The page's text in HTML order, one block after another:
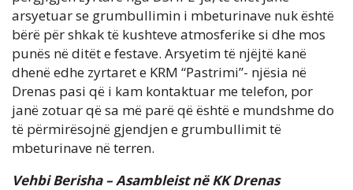
arsyetuar se grumbullimin i mbeturinave nuk është
bërë për shkak të kushteve atmosferike si dhe mos
punës në ditët e festave. Arsyetim të njëjtë kanë
dhenë edhe zyrtaret e KRM “Pastrimi”- njësia në
Drenas pasi që i kam kontaktuar me telefon, por
janë zotuar që sa më parë që është e mundshme do
të përmirësojnë gjendjen e grumbullimit të
mbeturinave në terren.
Vehbi Berisha – Asambleist në KK Drenas